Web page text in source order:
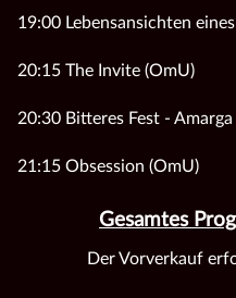
19:00 Lebensansichten
20:15 The Invite (OmU)
20:30 Bitteres Fest -
21:15 Obsession (OmU)
Gesamtes
Der Vorverkauf